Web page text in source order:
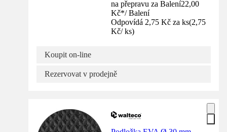
na přepravu za Balení22,00
Kč*/ Balení
Odpovídá 2,75 Kč za ks(2,75
Kč/ ks)
Koupit on-line
Rezervovat v prodejně